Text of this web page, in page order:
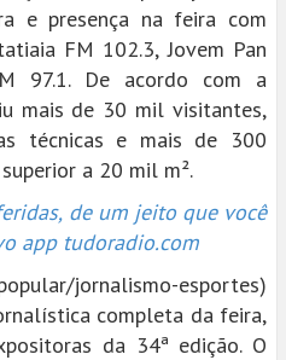
e presença na feira com
FM 102.3, Jovem Pan
97.1. De acordo com a
mais de 30 mil visitantes,
técnicas e mais de 300
a 20 mil m².
de um jeito que você
app tudoradio.com
jornalismo-esportes)
completa da feira,
da 34ª edição. O